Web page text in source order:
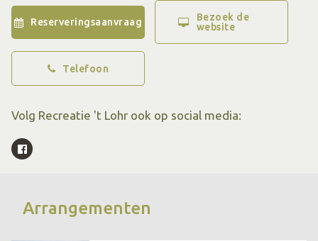
Direct naast het terras zit nog een leuke overzichtelijke
speeltuin. En vanaf ’t Lohr zijn er mooie wandel- en
fietsroutes.
Reserveringsaanvraag
Bezoek de
website
Telefoon
Volg Recreatie 't Lohr ook op social media:
Arrangementen